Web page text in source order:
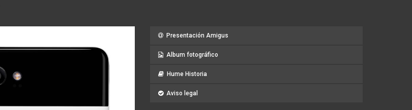
Presentación Amigus
Album fotográfico
Hume Historia
Aviso legal